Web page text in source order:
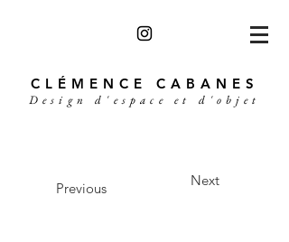
CLÉMENCE CABANES
Design d'espace et d'objet
Previous Next